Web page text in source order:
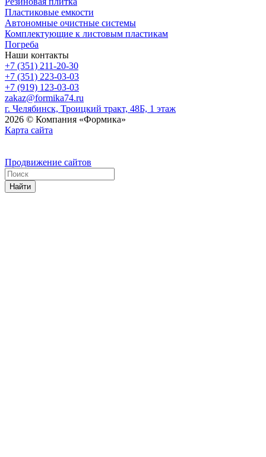
Пластиковые емкости
Автономные очистные системы
Комплектующие к листовым пластикам
Погреба
Наши контакты
+7 (351) 211-20-30
+7 (351) 223-03-03
+7 (919) 123-03-03
zakaz@formika74.ru
г. Челябинск, Троицкий тракт, 48Б, 1 этаж
2026 © Компания «Формика»
Карта сайта
Продвижение сайтов
Найти